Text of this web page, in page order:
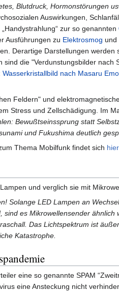
Blutdruck, Hormonstörungen
Auswirkungen,
zur so genannten
Ausführungen zu Elektrosmog und
Derartige Darstellungen werden
die "Verdunstungsbilder nach
Wasserkristallbild nach Masaru
Feldern" und
Stress und Zellschädigung. Im
Bewußtseinssprung statt
und Fukushima deutlich
Thema Mobilfunk findet sich hier
und verglich sie mit
Solange LED Lampen an
es Mikrowellensender ähnlich
Das Lichtspektrum ist
Katastrophe.
eine so genannte SPAM
eine Ansteckung nicht